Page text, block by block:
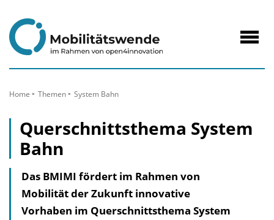
Inhalt
Home Themen System Bahn
Querschnittsthema System
Bahn
Das BMIMI fördert im Rahmen von
Mobilität der Zukunft innovative
Vorhaben im Querschnittsthema System